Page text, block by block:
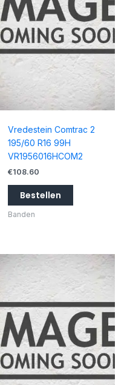
Vredestein Comtrac 2
195/60 R16 99H
VR1956016HCOM2
€108.60
Bestellen
Banden